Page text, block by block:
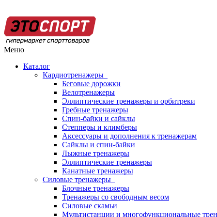
Меню
Каталог
Кардиотренажеры
Беговые дорожки
Велотренажеры
Эллиптические тренажеры и орбитреки
Гребные тренажеры
Спин-байки и сайклы
Степперы и климберы
Аксессуары и дополнения к тренажерам
Сайклы и спин-байки
Лыжные тренажеры
Эллиптические тренажеры
Канатные тренажеры
Силовые тренажеры
Блочные тренажеры
Тренажеры со свободным весом
Силовые скамьи
Мультистанции и многофункциональные